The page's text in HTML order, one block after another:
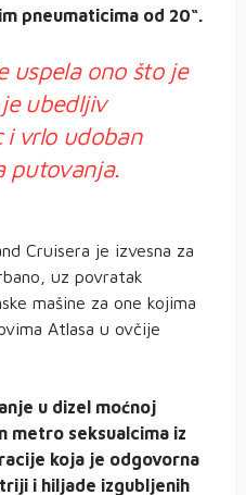
pneumaticima od 20“.
uspela ono što je
ubedljiv
i vrlo udoban
putovanja.
Cruisera je izvesna za
uz povratak
mašine za one kojima
Atlasa u ovčije
u dizel moćnoj
metro seksualcima iz
koja je odgovorna
i hiljade izgubljenih